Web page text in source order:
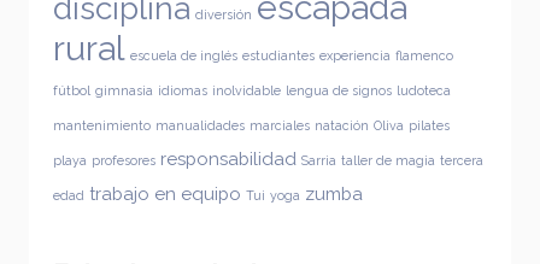
disciplina diversión
rural escuela de inglés estudiantes experiencia flamenco
fútbol gimnasia idiomas inolvidable lengua de signos ludoteca
mantenimiento manualidades marciales natación Oliva pilates
playa profesores responsabilidad Sarria taller de magia tercera
edad trabajo en equipo Tui yoga zumba